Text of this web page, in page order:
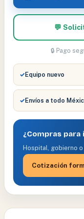
💬
🔒 Pago
✓Equipo nuevo
✓Envíos a todo
¿Compras
Hospital, gobierno
Cotización